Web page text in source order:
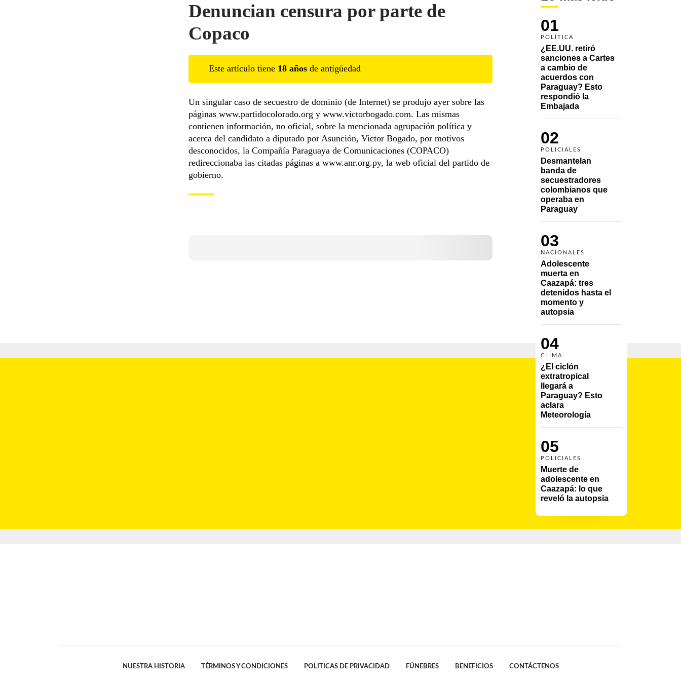
01
POLÍTICA
¿EE.UU. retiró
sanciones a Cartes
a cambio de
acuerdos con
Paraguay? Esto
respondió la
Embajada
02
POLICIALES
Desmantelan
banda de
secuestradores
colombianos que
operaba en
Paraguay
03
NACIONALES
Adolescente
muerta en
Caazapá: tres
detenidos hasta el
momento y
autopsia
04
CLIMA
¿El ciclón
extratropical
llegará a
Paraguay? Esto
aclara
Meteorología
05
POLICIALES
Muerte de
adolescente en
Caazapá: lo que
reveló la autopsia
Denuncian censura por parte de
Copaco
Este artículo tiene 18 años de antigüedad
Un singular caso de secuestro de dominio (de Internet) se produjo ayer sobre las
páginas www.partidocolorado.org y www.victorbogado.com. Las mismas
contienen información, no oficial, sobre la mencionada agrupación política y
acerca del candidato a diputado por Asunción, Victor Bogado, por motivos
desconocidos, la Compañía Paraguaya de Comunicaciones (COPACO)
redireccionaba las citadas páginas a www.anr.org.py, la web oficial del partido de
gobierno.
NUESTRA HISTORIA TÉRMINOS Y CONDICIONES POLITICAS DE PRIVACIDAD FÚNEBRES BENEFICIOS CONTÁCTENOS